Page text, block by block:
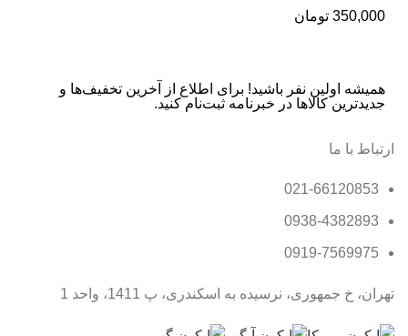
350,000 تومان
همیشه اولین نفر باشید! برای اطلاع از آخرین تخفیف‌ها و
جدیدترین کالاها در خبرنامه ثبت‌نام کنید.
ارتباط با ما
021-66120853
0938-4382893
0919-7569975
تهران، خ جمهوری، نرسیده به اسکندری، پ 1411، واحد 1